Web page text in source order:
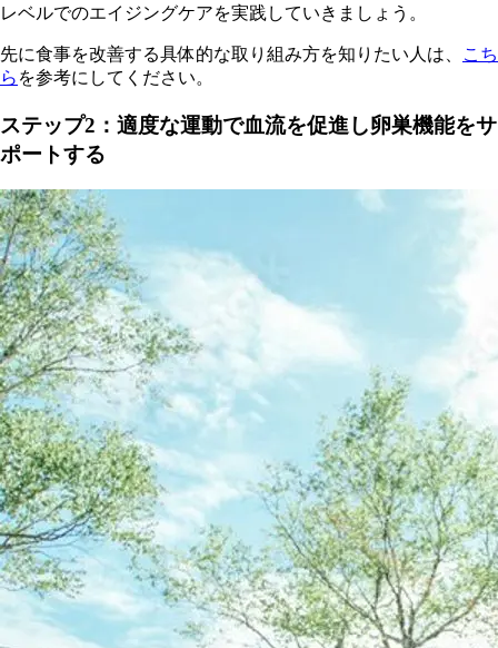
レベルでのエイジングケアを実践していきましょう。
先に食事を改善する具体的な取り組み方を知りたい人は、
こち
ら を参考にしてください。
ステップ2：適度な運動で血流を促進し卵巣機能をサ
ポートする